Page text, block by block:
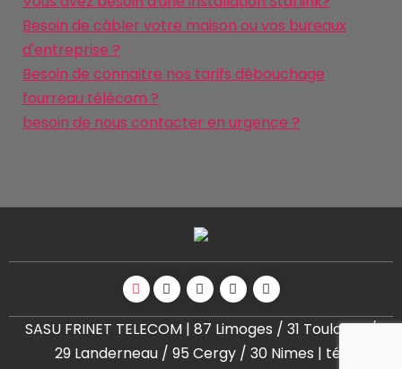
Besoin de câbler votre maison ou vos bureaux
d'entreprise ?
Besoin de connaitre nos tarifs débouchage
fourreau télécom ?
besoin de nous contacter en urgence ?
SASU FRINET TELECOM | 87 Limoges / 31 Toulouse /
29 Landerneau / 95 Cergy / 30 Nimes | tél: